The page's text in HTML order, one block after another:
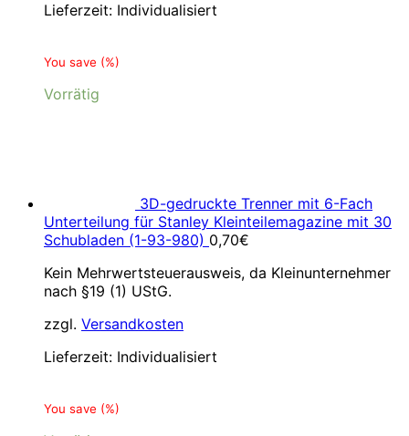
Lieferzeit: Individualisiert
You save (%)
Vorrätig
3D-gedruckte Trenner mit 6-Fach
Unterteilung für Stanley Kleinteilemagazine mit 30
Schubladen (1-93-980) 0,70€
Kein Mehrwertsteuerausweis, da Kleinunternehmer
nach §19 (1) UStG.
zzgl. Versandkosten
Lieferzeit: Individualisiert
You save (%)